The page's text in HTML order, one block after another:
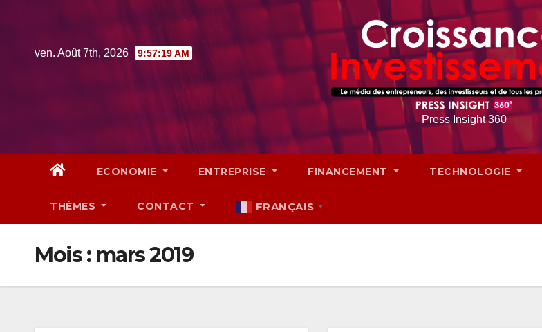
contentven. Août 7th, 2026 9:57:20 AM
Press Insight 360
ECONOMIE ENTREPRISE FINANCEMENT TECHNOLOGIE
THÈMES CONTACT FRANÇAIS ▼
Mois : mars 2019